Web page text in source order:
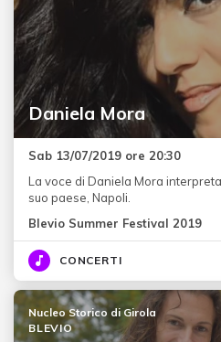
Daniela Mora
Sab 13/07/2019 ore 20:30
La voce di Daniela Mora
suo paese, Napoli.
Blevio Summer Festival 2019
CONCERTI
Nucleo Storico di Girola
BLEVIO